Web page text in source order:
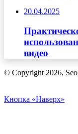
20.04.2025
видео
© Copyright 2026,
Кнопка «Наверх»